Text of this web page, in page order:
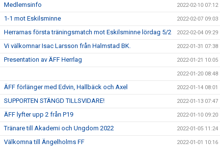
Medlemsinfo 2022-02-10 07:12
1-1 mot Eskilsminne 2022-02-07 09:03
Herrarnas första träningsmatch mot Eskilsminne lördag 5/2 2022-02-04 09:29
Vi välkomnar Isac Larsson från Halmstad BK. 2022-01-31 07:38
Presentation av ÄFF Herrlag 2022-01-21 10:05
2022-01-20 08:48
ÄFF förlänger med Edvin, Hallbäck och Axel 2022-01-14 08:01
SUPPORTEN STÄNGD TILLSVIDARE! 2022-01-13 07:47
ÄFF lyfter upp 2 från P19 2022-01-10 09:20
Tränare till Akademi och Ungdom 2022 2022-01-05 11:24
Välkomna till Ängelholms FF 2022-01-01 10:16